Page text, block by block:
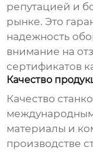
репутацией и
рынке. Это
надежность
внимание на
сертификатов
Качество
Качество
международным
материалы и
производстве